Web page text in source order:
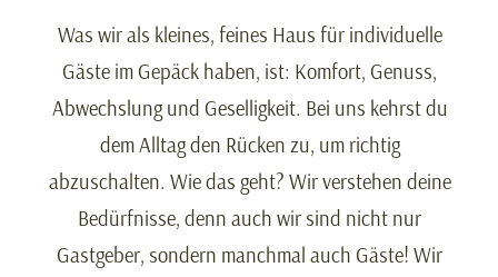
Was wir als kleines, feines Haus für individuelle
Gäste im Gepäck haben, ist: Komfort, Genuss,
Abwechslung und Geselligkeit. Bei uns kehrst du
dem Alltag den Rücken zu, um richtig
abzuschalten. Wie das geht? Wir verstehen deine
Bedürfnisse, denn auch wir sind nicht nur
Gastgeber, sondern manchmal auch Gäste! Wir